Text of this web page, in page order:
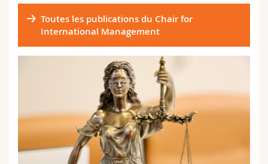
Toutes les publications du Chair for
International Management